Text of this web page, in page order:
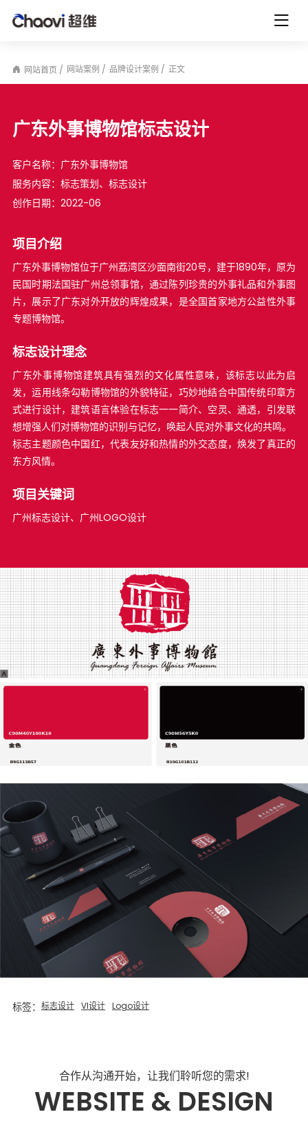
网站首页 网站案例 品牌设计案例 正文
广东外事博物馆标志设计
客户名称： 广东外事博物馆
服务内容： 标志策划、标志设计
创作日期： 2022-06
项目介绍
广东外事博物馆位于广州荔湾区沙面南街20号，建于1890年，原为
民国时期法国驻广州总领事馆，通过陈列珍贵的外事礼品和外事图
片，展示了广东对外开放的辉煌成果，是全国首家地方公益性外事
专题博物馆。
标志设计理念
广东外事博物馆建筑具有强烈的文化属性意味，该标志以此为启
发，运用线条勾勒博物馆的外貌特征，巧妙地结合中国传统印章方
式进行设计，建筑语言体验在标志一一简介、空灵、通透，引发联
想增强人们对博物馆的识别与记忆，唤起人民对外事文化的共鸣。
标志主题颜色中国红，代表友好和热情的外交态度，焕发了真正的
东方风情。
项目关键词
广州标志设计、广州LOGO设计
标签： 标志设计 VI设计 Logo设计
合作从沟通开始，让我们聆听您的需求!
WEBSITE & DESIGN